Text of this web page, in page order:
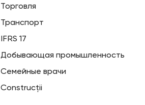
Торговля
Транспорт
IFRS 17
Добывающая промышленность
Семейные врачи
Construcții